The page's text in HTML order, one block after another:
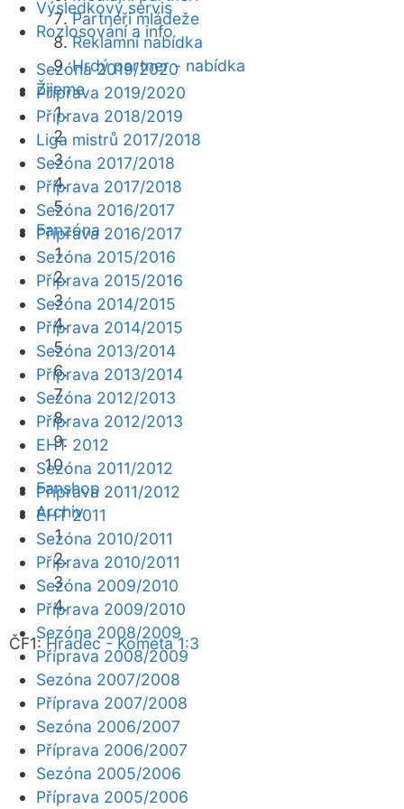
Partneři mládeže
Reklamní nabídka
Hrdý partner - nabídka
Žijeme
Fanzóna
Fanshop
Archiv
ČF1:Hradec - Kometa 1:3
Výsledkový servis
Rozlosování a info
Sezóna 2019/2020
Příprava 2019/2020
Příprava 2018/2019
Liga mistrů 2017/2018
Sezóna 2017/2018
Příprava 2017/2018
Sezóna 2016/2017
Příprava 2016/2017
Sezóna 2015/2016
Příprava 2015/2016
Sezóna 2014/2015
Příprava 2014/2015
Sezóna 2013/2014
Příprava 2013/2014
Sezóna 2012/2013
Příprava 2012/2013
EHT 2012
Sezóna 2011/2012
Příprava 2011/2012
EHT 2011
Sezóna 2010/2011
Příprava 2010/2011
Sezóna 2009/2010
Příprava 2009/2010
Sezóna 2008/2009
Příprava 2008/2009
Sezóna 2007/2008
Příprava 2007/2008
Sezóna 2006/2007
Příprava 2006/2007
Sezóna 2005/2006
Příprava 2005/2006